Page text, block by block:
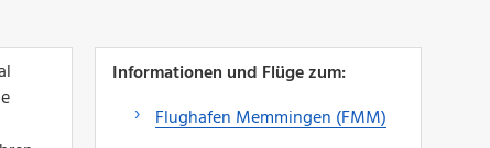
Informationen und Flüge zum:
Flughafen Memmingen (FMM)